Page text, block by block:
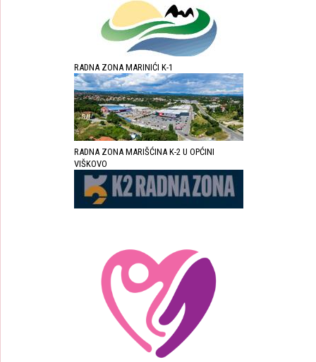
RADNA ZONA MARINIĆI K-1
RADNA ZONA MARIŠĆINA K-2 U OPĆINI
VIŠKOVO